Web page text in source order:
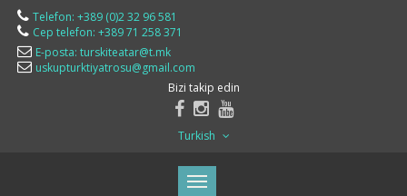
Telefon: +389 (0)2 32 96 581
Cep telefon: +389 71 258 371
E-posta: turskiteatar@t.mk
uskupturktiyatrosu@gmail.com
Bizi takip edin
Turkish